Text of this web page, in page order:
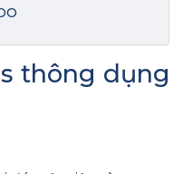
thông dụng